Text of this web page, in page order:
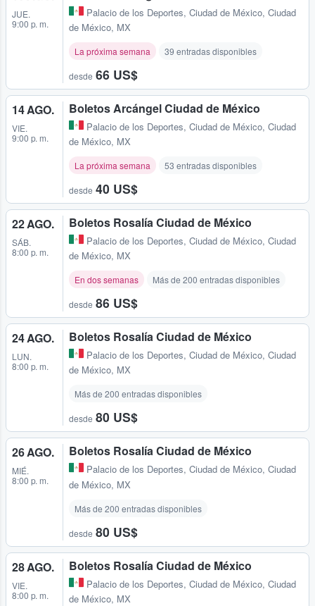
JUE.
9:00 p. m.
Palacio de los Deportes, Ciudad de México, Ciudad
de México, MX
La próxima semana 39 entradas disponibles
desde 66 US$
14 AGO.
VIE.
9:00 p. m.
Boletos Arcángel Ciudad de México
Palacio de los Deportes, Ciudad de México, Ciudad
de México, MX
La próxima semana 53 entradas disponibles
desde 40 US$
22 AGO.
SÁB.
8:00 p. m.
Boletos Rosalía Ciudad de México
Palacio de los Deportes, Ciudad de México, Ciudad
de México, MX
En dos semanas Más de 200 entradas disponibles
desde 86 US$
24 AGO.
LUN.
8:00 p. m.
Boletos Rosalía Ciudad de México
Palacio de los Deportes, Ciudad de México, Ciudad
de México, MX
Más de 200 entradas disponibles
desde 80 US$
26 AGO.
MIÉ.
8:00 p. m.
Boletos Rosalía Ciudad de México
Palacio de los Deportes, Ciudad de México, Ciudad
de México, MX
Más de 200 entradas disponibles
desde 80 US$
28 AGO.
VIE.
8:00 p. m.
Boletos Rosalía Ciudad de México
Palacio de los Deportes, Ciudad de México, Ciudad
de México, MX